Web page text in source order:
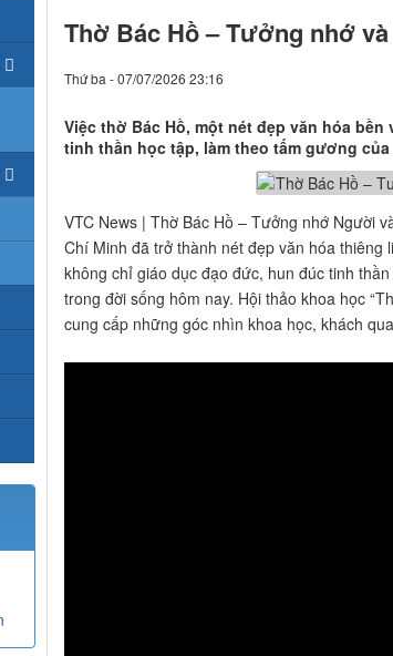
Thờ Bác Hồ – Tưởng nhớ
Thứ ba - 07/07/2026 23:16
Việc thờ Bác Hồ, một nét đẹp văn hóa
tinh thần học tập, làm theo tấm gương
VTC News | Thờ Bác Hồ – Tưởng nhớ Người
Chí Minh đã trở thành nét đẹp văn hóa
không chỉ giáo dục đạo đức, hun đúc tinh
trong đời sống hôm nay. Hội thảo khoa học
cung cấp những góc nhìn khoa học, khách